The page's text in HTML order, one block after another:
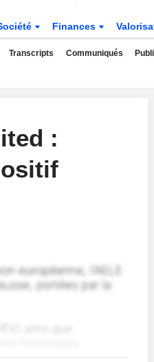
Finances
Transcripts Communiqués
: